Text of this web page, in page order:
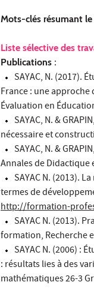
Mots-clés résumant
Liste sélective des
Publications :
SAYAC, N. (2017).
France : une approche
Évaluation en
SAYAC, N. &
nécessaire et
SAYAC, N. &
Annales de Didactique
SAYAC N. (2013).
termes de
http://formation-
SAYAC N. (2013).
formation, Recherche
SAYAC N. (2006) :
: résultats lies à des
mathématiques 26-3